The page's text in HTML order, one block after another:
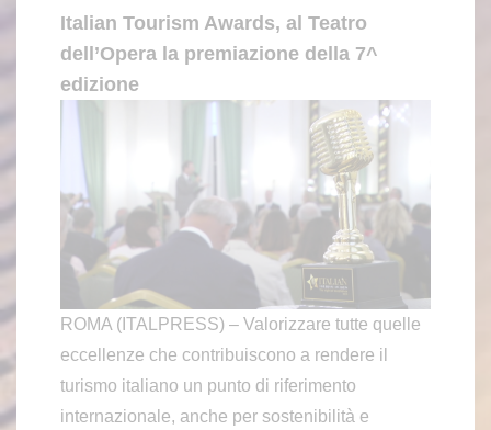
Italian Tourism Awards, al Teatro
dell’Opera la premiazione della 7^
edizione
ROMA (ITALPRESS) – Valorizzare tutte quelle
eccellenze che contribuiscono a rendere il
turismo italiano un punto di riferimento
internazionale, anche per sostenibilità e